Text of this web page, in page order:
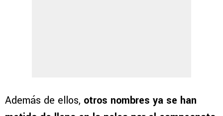
Además de ellos, otros nombres ya se han